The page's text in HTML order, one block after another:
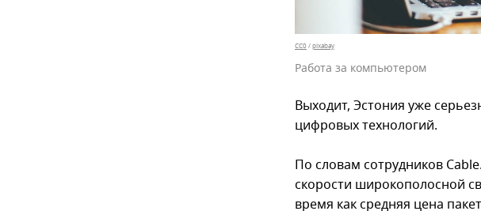
CC0 /pixabay
Работа за компьютером
Выходит, Эстония уже
цифровых технологий.
По словам сотрудников
скорости широкополосной
время как средняя цена